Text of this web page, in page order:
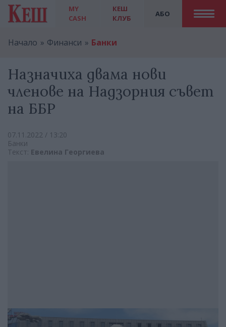
MY
CASH
АБО
КЕШ
КЛУБ
Начало Финанси Банки
Назначиха двама нови
членове на Надзорния съвет
на ББР
07.11.2022 / 13:20
Банки
Текст: Евелина Георгиева